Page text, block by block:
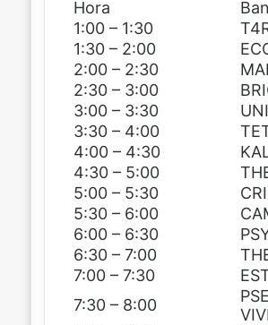
o
r
c
o
r
r
e
o
e
l
e
c
t
r
ó
n
i
Hora
1:00 – 1:30
1:30 – 2:00
2:00 – 2:30
2:30 – 3:00
3:00 – 3:30
3:30 – 4:00
4:00 – 4:30
4:30 – 5:00
5:00 – 5:30
5:30 – 6:00
6:00 – 6:30
6:30 – 7:00
7:00 – 7:30
7:30 – 8:00